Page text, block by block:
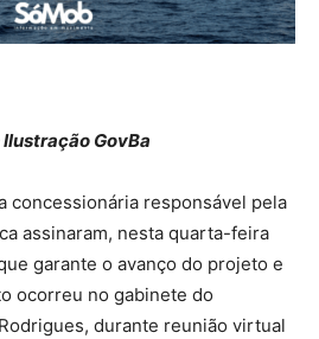
GovBa
concessionária responsável pela
assinaram, nesta quarta-feira
garante o avanço do projeto e
ocorreu no gabinete do
durante reunião virtual